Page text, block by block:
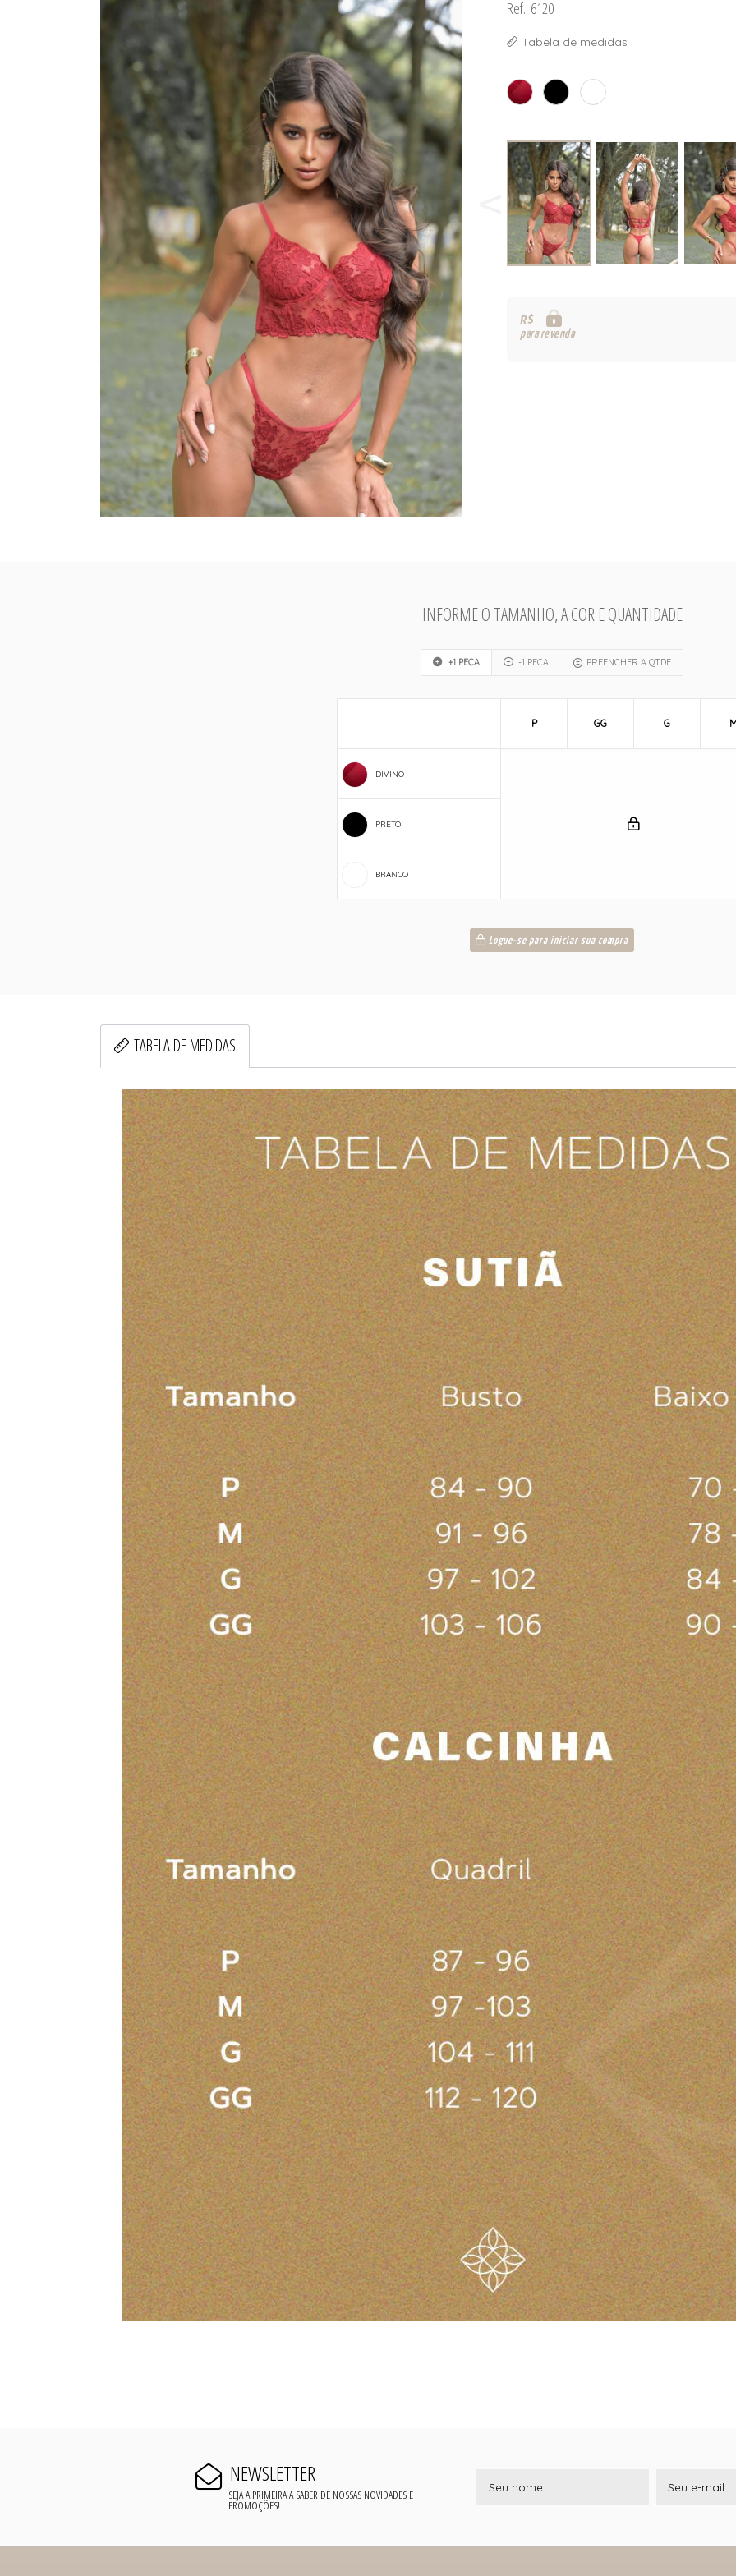
Ref.: 6120
Tabela de medidas
R$
para revenda
INFORME O TAMANHO, A COR E QUANTIDADE
+1 PEÇA -1 PEÇA PREENCHER A QTDE
DIVINO
PRETO
BRANCO
P GG G
Logue-se para iniciar sua compra
TABELA DE MEDIDAS
NEWSLETTER
SEJA A PRIMEIRA A SABER DE NOSSAS NOVIDADES E
PROMOÇÕES!